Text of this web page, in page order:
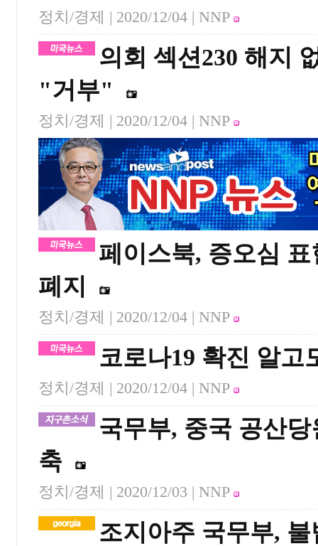
정치/경제 | 2020/12/04 | NNP
의회 섹션230 해지
"거부"
정치/경제 | 2020/12/04 | NNP
페이스북, 증오심
폐지
정치/경제 | 2020/12/04 | NNP
코로나19 확진 알고
정치/경제 | 2020/12/04 | NNP
국무부, 중국 공산
축
정치/경제 | 2020/12/03 | NNP
조지아주 국무부,